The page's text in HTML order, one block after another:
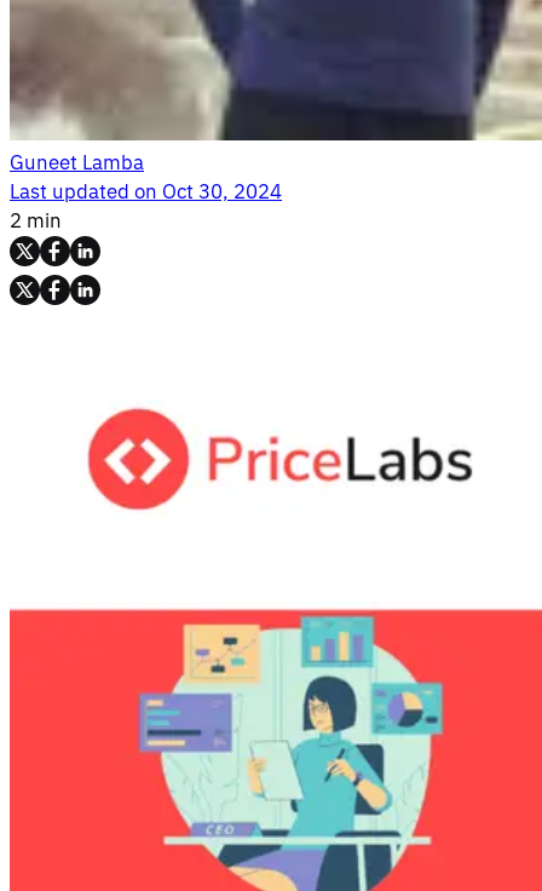
Guneet Lamba
Last updated onOct 30, 2024
2 min